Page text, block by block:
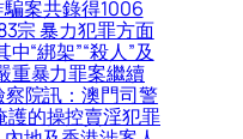
案共錄得1006
宗 暴力犯罪方面
“綁架”“殺人”及
重暴力罪案繼續
院訊：澳門司警
護的操控賣淫犯罪